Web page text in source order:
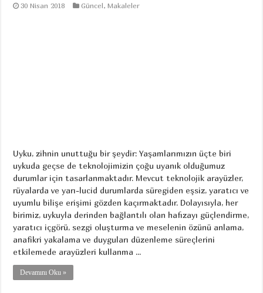
30 Nisan 2018 Güncel,Makaleler
Uyku, zihnin unuttuğu bir şeydir: Yaşamlarımızın üçte biri
uykuda geçse de teknolojimizin çoğu uyanık olduğumuz
durumlar için tasarlanmaktadır. Mevcut teknolojik arayüzler,
rüyalarda ve yarı-lucid durumlarda süregiden eşsiz, yaratıcı ve
uyumlu bilişe erişimi gözden kaçırmaktadır. Dolayısıyla, her
birimiz, uykuyla derinden bağlantılı olan hafızayı güçlendirme,
yaratıcı içgörü, sezgi oluşturma ve meselenin özünü anlama,
anafikri yakalama ve duyguları düzenleme süreçlerini
etkilemede arayüzleri kullanma ...
Devamını Oku »